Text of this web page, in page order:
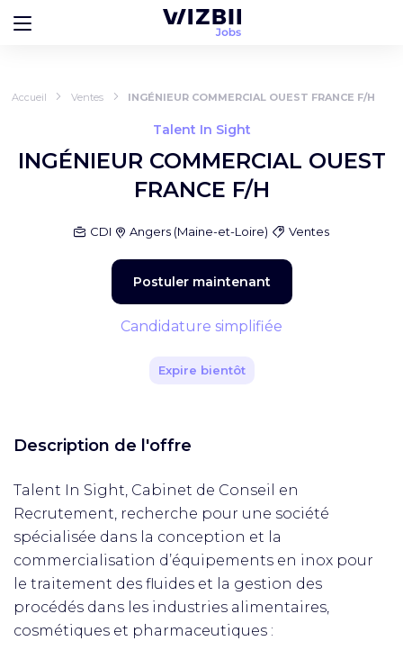
Accueil Ventes INGÉNIEUR COMMERCIAL OUEST FRANCE F/H
Talent In Sight
INGÉNIEUR COMMERCIAL OUEST
FRANCE F/H
CDI Angers(Maine-et-Loire) Ventes
Postuler maintenant
Candidature simplifiée
Expire bientôt
Description de l'offre
Talent In Sight, Cabinet de Conseil en
Recrutement, recherche pour une société
spécialisée dans la conception et la
commercialisation d’équipements en inox pour
le traitement des fluides et la gestion des
procédés dans les industries alimentaires,
cosmétiques et pharmaceutiques :